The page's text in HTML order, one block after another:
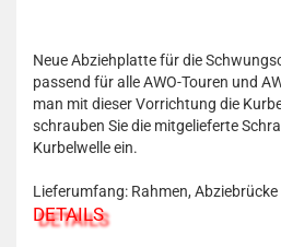
Neue Abziehplatte für die
passend für alle AWO-Touren und
man mit dieser Vorrichtung die
schrauben Sie die mitgelieferte
Kurbelwelle ein.
Lieferumfang: Rahmen,
DETAILS